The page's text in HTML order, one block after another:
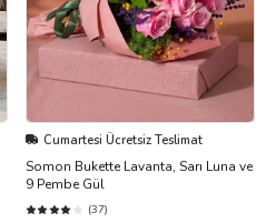
Cumartesi Ücretsiz Teslimat
Somon Bukette Lavanta, Sarı Luna ve
9 Pembe Gül
(37)